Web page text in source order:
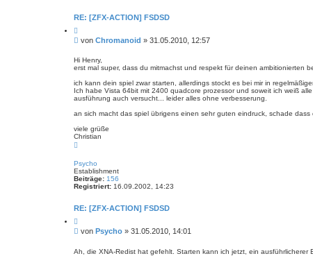
RE: [ZFX-ACTION] FSDSD
i
t
e
r
n
B
i
t
a
g
von Chromanoid » 31.05.2010, 12:57
Hi Henry,
erst mal super, dass du mitmachst und respekt für deinen ambitionierten
ich kann dein spiel zwar starten, allerdings stockt es bei mir in
Ich habe Vista 64bit mit 2400 quadcore prozessor und soweit ich weiß
ausführung auch versucht... leider alles ohne verbesserung.
an sich macht das spiel übrigens einen sehr guten eindruck, schade dass
viele grüße
Christian
h
o
b
e
Psycho
Establishment
Beiträge: 156
Registriert: 16.09.2002, 14:23
RE: [ZFX-ACTION] FSDSD
i
t
e
B
i
von Psycho » 31.05.2010, 14:01
Ah, die XNA-Redist hat gefehlt. Starten kann ich jetzt, ein ausführlicherer